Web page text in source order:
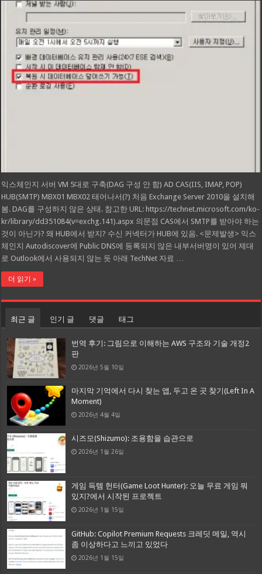
익스체인지 서버 VM 5대로 구축(DAG 구성 안 함) AD CAS(IIS, IMAP, POP)
HUB(SMTP) MBX01 MBX02 태어나서(?) 처음 Exchange Server 2010을 설치해
봄. DAG를 구성하지 않은 상태. 참고한 URL: https://technet.microsoft.com/ko-
kr/library/dd351084(v=exchg.141).aspx 의문점 CAS에서 SMTP를 받아야 하는
것이 아닌가? 왜 HUB에서 받지? 수신 커넥터가 HUB에 있음. <문제발생> 익스
체인지 Autodiscover에 Public DNS에 등록되지 않은 내부서버명이 있어 제대
로 Outlook에서 사용되지 않는 듯 아래 TechNet 자료 …
더 읽기 »
최근 글 인기 글 댓글 태그
번역 후기: 그림으로 이해하는 AWS 구조와 기술 개정2
판
2026년 5월 10일
마지막 기억에서 다시 찾는 앱, 두고 온 곳 찾기(Left In A
Moment)
2026년 4월 4일
시즈모(Shizumo): 조용함을 습관으로
2026년 1월 26일
게임 득템 헌터(Game Loot Hunter): 오늘 무료 게임 뭐
있지?에서 시작된 프로젝트
2026년 1월 15일
GitHub: Copilot Premium Requests 크레딧 메일, 역시
좀 이상하다고 느끼고 있었다
2026년 1월 15일